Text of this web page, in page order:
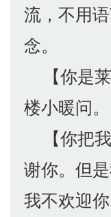
流，不用
念。
【你是莱
楼小暖问。
【你把
谢你。但
我不欢迎你